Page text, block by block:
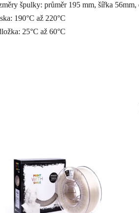
špulky: průměr 195 mm, šířka
190°C až 220°C
25°C až 60°C